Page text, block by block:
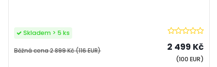
Běžná cena2 899 Kč(116 EUR) 2 499 Kč
(100 EUR)
Skladem > 5 ks